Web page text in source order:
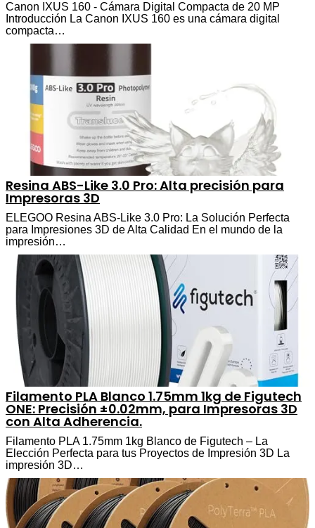
Canon IXUS 160 - Cámara Digital Compacta de 20 MP
Introducción La Canon IXUS 160 es una cámara digital
compacta…
Resina ABS-Like 3.0 Pro: Alta precisión para
Impresoras 3D
ELEGOO Resina ABS-Like 3.0 Pro: La Solución Perfecta
para Impresiones 3D de Alta Calidad En el mundo de la
impresión…
Filamento PLA Blanco 1.75mm 1kg de Figutech
ONE: Precisión ±0.02mm, para Impresoras 3D
con Alta Adherencia.
Filamento PLA 1.75mm 1kg Blanco de Figutech – La
Elección Perfecta para tus Proyectos de Impresión 3D La
impresión 3D…